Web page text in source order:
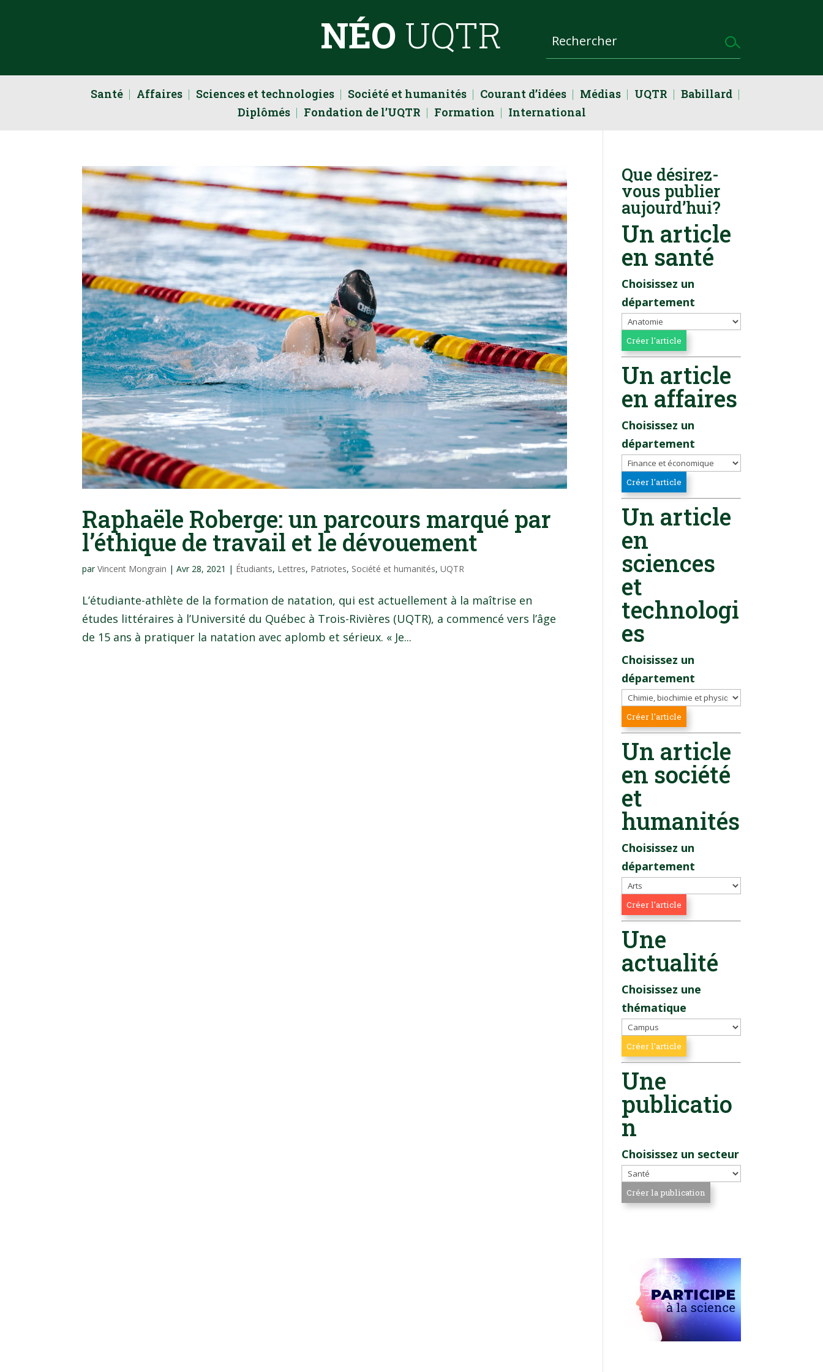
NÉO UQTR
Santé Affaires Sciences et technologies Société et humanités Courant d’idées Médias UQTR
Babillard
Diplômés
Fondation de l’UQTR Formation International
Raphaële Roberge: un parcours marqué par
l’éthique de travail et le dévouement
parVincent Mongrain |Avr 28, 2021 | Étudiants, Lettres, Patriotes, Société et humanités,UQTR
L’étudiante-athlète de la formation de natation, qui est actuellement à la maîtrise en
études littéraires à l’Université du Québec à Trois-Rivières (UQTR), a commencé vers l’âge
de 15 ans à pratiquer la natation avec aplomb et sérieux. « Je...
Que désirez-
vous publier
aujourd’hui?
Un article
en santé
Choisissez un
département
Un article
en affaires
Choisissez un
département
Un article
en
sciences
et
technologi
es
Choisissez un
département
Un article
en société
et
humanités
Choisissez un
département
Une
actualité
Choisissez une
thématique
Une
publicatio
n
Choisissez un secteur